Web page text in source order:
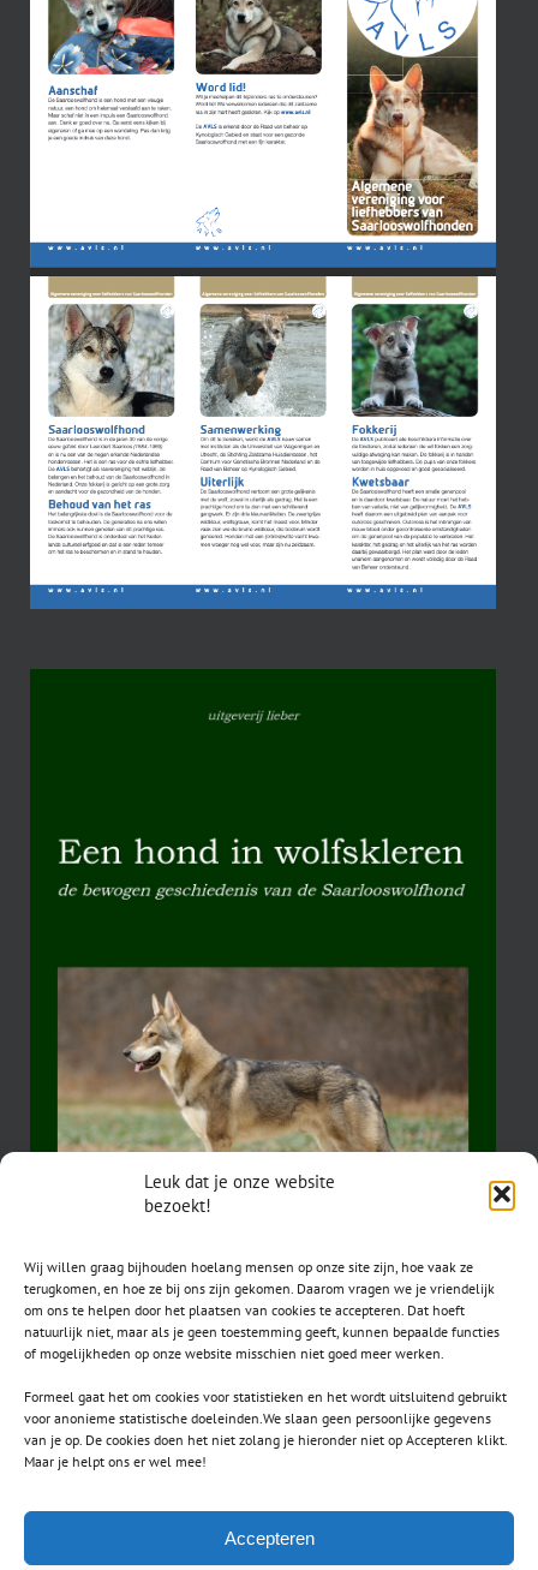
Leuk dat je onze website
bezoekt!
Wij willen graag bijhouden hoelang mensen op onze site zijn, hoe vaak ze
terugkomen, en hoe ze bij ons zijn gekomen. Daarom vragen we je vriendelijk
om ons te helpen door het plaatsen van cookies te accepteren. Dat hoeft
natuurlijk niet, maar als je geen toestemming geeft, kunnen bepaalde functies
of mogelijkheden op onze website misschien niet goed meer werken.
Formeel gaat het om cookies voor statistieken en het wordt uitsluitend gebruikt
voor anonieme statistische doeleinden.We slaan geen persoonlijke gegevens
van je op. De cookies doen het niet zolang je hieronder niet op Accepteren klikt.
Maar je helpt ons er wel mee!
Accepteren
CONTACT
secretaris.avls@gmail.com